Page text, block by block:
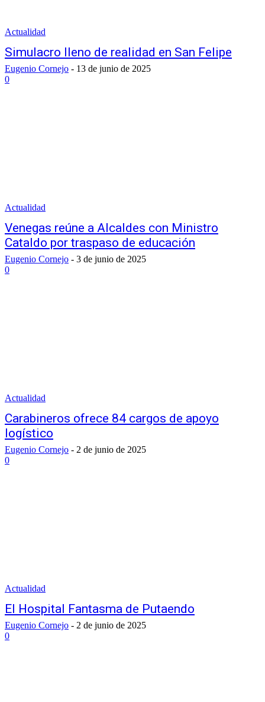
Actualidad
Simulacro lleno de realidad en San Felipe
Eugenio Cornejo - 13 de junio de 2025
0
Actualidad
Venegas reúne a Alcaldes con Ministro
Cataldo por traspaso de educación
Eugenio Cornejo - 3 de junio de 2025
0
Actualidad
Carabineros ofrece 84 cargos de apoyo
logístico
Eugenio Cornejo - 2 de junio de 2025
0
Actualidad
El Hospital Fantasma de Putaendo
Eugenio Cornejo - 2 de junio de 2025
0